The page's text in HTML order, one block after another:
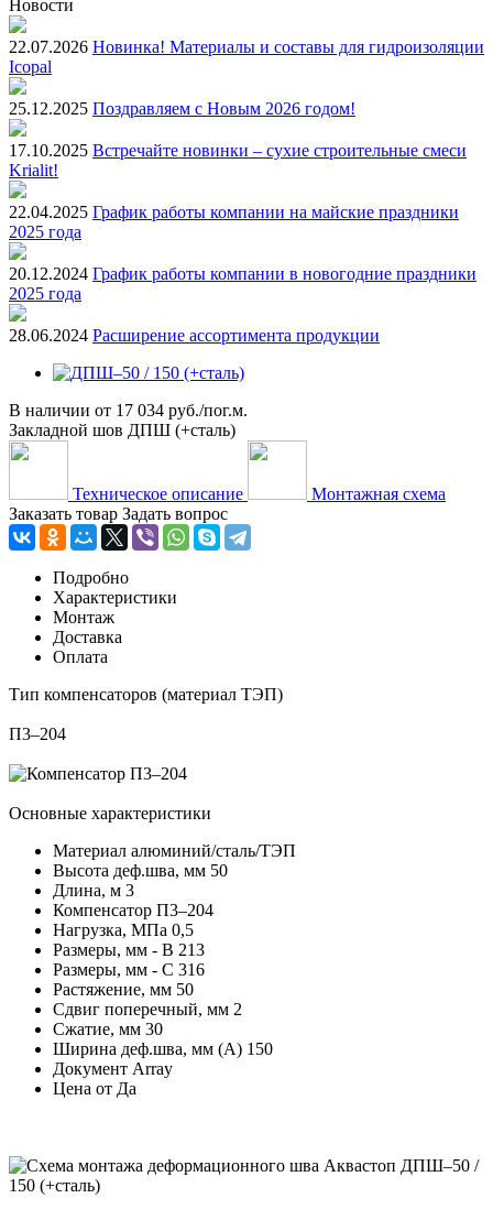
Новости
22.07.2026 Новинка! Материалы и составы для гидроизоляции
Icopal
25.12.2025 Поздравляем с Новым 2026 годом!
17.10.2025 Встречайте новинки – сухие строительные смеси
Krialit!
22.04.2025 График работы компании на майские праздники
2025 года
20.12.2024 График работы компании в новогодние праздники
2025 года
28.06.2024 Расширение ассортимента продукции
В наличии от 17 034 руб./пог.м.
Закладной шов ДПШ (+сталь)
Техническое описание
Монтажная схема
Заказать товар Задать вопрос
Подробно
Характеристики
Монтаж
Доставка
Оплата
Тип компенсаторов (материал ТЭП)
П3–204
Основные характеристики
Материал алюминий/сталь/ТЭП
Высота деф.шва, мм 50
Длина, м 3
Компенсатор П3–204
Нагрузка, МПа 0,5
Размеры, мм - В 213
Размеры, мм - С 316
Растяжение, мм 50
Сдвиг поперечный, мм 2
Сжатие, мм 30
Ширина деф.шва, мм (А) 150
Документ Array
Цена от Да